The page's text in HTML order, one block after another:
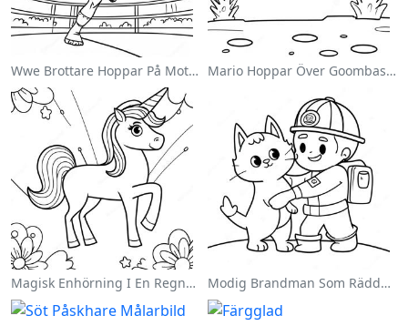
Wwe Brottare Hoppar På Motståndare Målarbild Mario Hoppar Över Goombas Målarbild
Magisk Enhörning I En Regnbåge Målarbild Modig Brandman Som Räddar En Katt Målarbild